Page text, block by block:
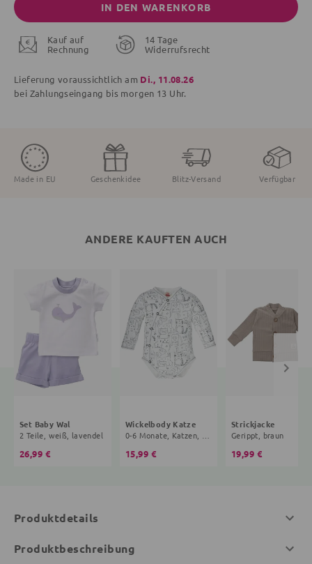
IN DEN WARENKORB
Kauf auf
Rechnung
14 Tage
Widerrufsrecht
Lieferung voraussichtlich am Di., 11.08.26
bei Zahlungseingang bis morgen 13 Uhr.
Made in EU Geschenkidee Blitz-Versand Verfügbar
ANDERE KAUFTEN AUCH
Set Baby Wal
2 Teile, weiß, lavendel
26,99 €
Wickelbody Katze
0-6 Monate, Katzen, weiß
15,99 €
Strickjacke
Gerippt, braun
19,99 €
Produktdetails
Produktbeschreibung